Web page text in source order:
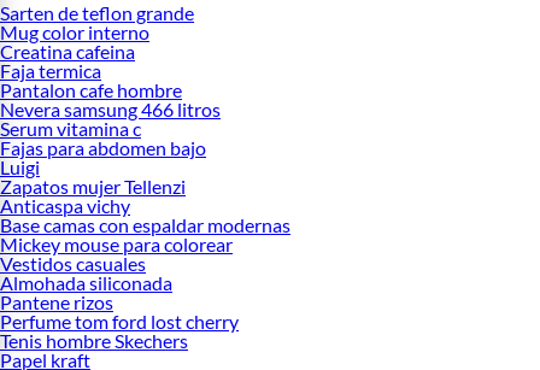
Sarten de teflon grande
Mug color interno
Creatina cafeina
Faja termica
Pantalon cafe hombre
Nevera samsung 466 litros
Serum vitamina c
Fajas para abdomen bajo
Luigi
Zapatos mujer Tellenzi
Anticaspa vichy
Base camas con espaldar modernas
Mickey mouse para colorear
Vestidos casuales
Almohada siliconada
Pantene rizos
Perfume tom ford lost cherry
Tenis hombre Skechers
Papel kraft